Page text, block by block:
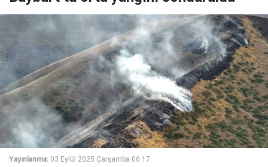
Yayınlanma: 03 Eylül 2025 Çarşamba 06:17